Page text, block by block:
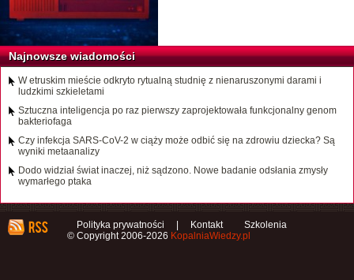
Najnowsze wiadomości
W etruskim mieście odkryto rytualną studnię z nienaruszonymi darami i
ludzkimi szkieletami
Sztuczna inteligencja po raz pierwszy zaprojektowała funkcjonalny genom
bakteriofaga
Czy infekcja SARS-CoV-2 w ciąży może odbić się na zdrowiu dziecka? Są
wyniki metaanalizy
Dodo widział świat inaczej, niż sądzono. Nowe badanie odsłania zmysły
wymarłego ptaka
Polityka prywatności Kontakt
Szkolenia
© Copyright 2006-2026 KopalniaWiedzy.pl